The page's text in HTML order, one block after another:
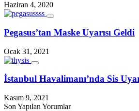
Haziran 4, 2020
Pegasus’tan Maske Uyarısı Geldi
Ocak 31, 2021
İstanbul Havalimanı’nda Sis
Kasım 9, 2021
Son Yapılan Yorumlar